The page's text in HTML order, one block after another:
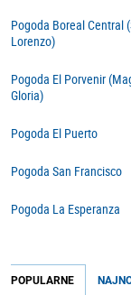
Pogoda Boreal Central
Lorenzo)
Pogoda El Porvenir
Gloria)
Pogoda El Puerto
Pogoda San Francisco
Pogoda La Esperanza
POPULARNE